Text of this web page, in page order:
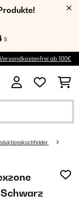
S
Versandkostenfrei ab 100€